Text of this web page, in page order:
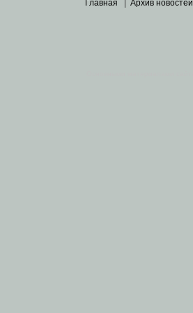
Главная Архив новостей